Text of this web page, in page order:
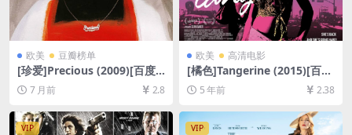
欧美 豆瓣榜单
[珍爱]Precious (2009)[百度
网盘+夸克网盘1080P超清未
删减资源][网盘在线播放/下
载][MP4/7.2GB][中文字幕]
7 月前 2.8
欧美 高清电影
[橘色]Tangerine (2015)[百度
网盘+迅雷云盘资源1080P超
清未删减][MP4/5.5GB][中英
字幕]
5 年前 2.38
VIP VIP